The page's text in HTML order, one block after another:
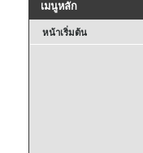
เมนูหลัก
หน้าเริ่มต้น